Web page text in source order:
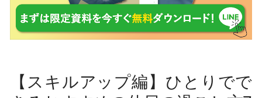
【スキルアップ編】ひとりでで